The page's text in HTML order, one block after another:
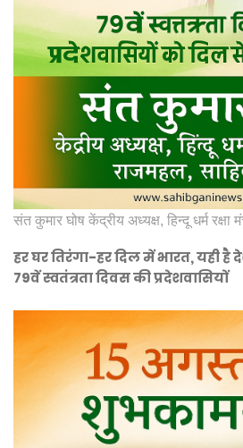
संत कुमार घोष केंद्रीय अध्यक्ष, हिन्दू धर्म
हर घर तिरंगा-हर दिल में भारत, यही है
79वें स्वतंत्रता दिवस की प्रदेशवासियों